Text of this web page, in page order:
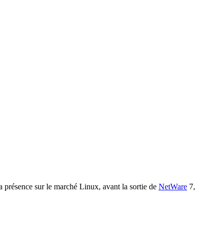
présence sur le marché Linux, avant la sortie de NetWare 7,